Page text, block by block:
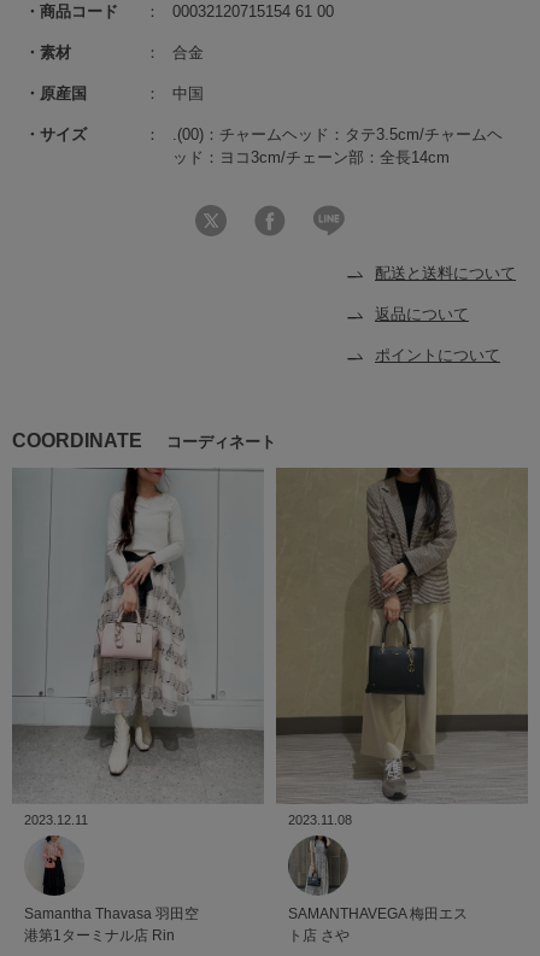
商品コード 00032120715154 61 00
素材 合金
原産国 中国
サイズ
.(00)：チャームヘッド：タテ3.5cm/チャームヘ
ッド：ヨコ3cm/チェーン部：全長14cm
配送と送料について
返品について
ポイントについて
COORDINATE コーディネート
2023.12.11
Samantha Thavasa 羽田空
港第1ターミナル店 Rin
2023.11.08
SAMANTHAVEGA 梅田エス
ト店 さや